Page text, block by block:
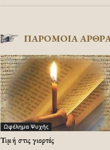
ΠΑΡΟΜΟΙΑ
Ωφέλημα Ψυχής
Τιμή στις γιορτές